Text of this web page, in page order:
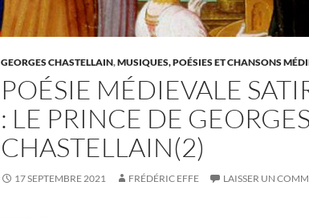
GEORGES CHASTELLAIN,MUSIQUES, POÉSIES ET CHANSONS
POÉSIE MÉDIEVALE
: LE PRINCE DE GEORGES
CHASTELLAIN(2)
17 SEPTEMBRE 2021 FRÉDÉRIC EFFE LAISSER UN